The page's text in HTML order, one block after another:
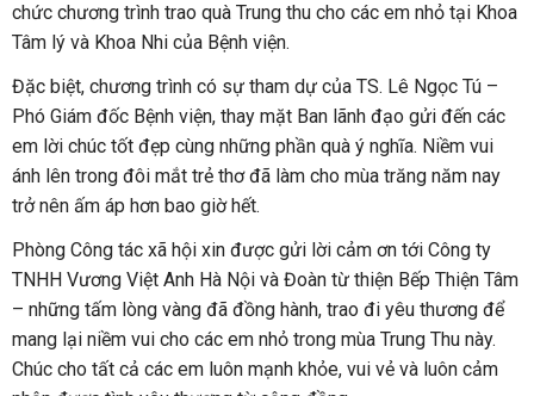
chức chương trình trao quà Trung thu cho các em nhỏ tại Khoa
Tâm lý và Khoa Nhi của Bệnh viện.
Đặc biệt, chương trình có sự tham dự của TS. Lê Ngọc Tú –
Phó Giám đốc Bệnh viện, thay mặt Ban lãnh đạo gửi đến các
em lời chúc tốt đẹp cùng những phần quà ý nghĩa. Niềm vui
ánh lên trong đôi mắt trẻ thơ đã làm cho mùa trăng năm nay
trở nên ấm áp hơn bao giờ hết.
Phòng Công tác xã hội xin được gửi lời cảm ơn tới Công ty
TNHH Vương Việt Anh Hà Nội và Đoàn từ thiện Bếp Thiện Tâm
– những tấm lòng vàng đã đồng hành, trao đi yêu thương để
mang lại niềm vui cho các em nhỏ trong mùa Trung Thu này.
Chúc cho tất cả các em luôn mạnh khỏe, vui vẻ và luôn cảm